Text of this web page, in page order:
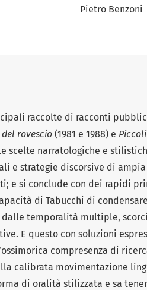
Pietro Benzoni
raccolte di racconti
rovescio (1981 e 1988) e
scelte narratologiche e
e strategie discorsive di
e si conclude con dei rapidi
di Tabucchi di
dalle temporalità multiple,
E questo con soluzioni
compresenza di
calibrata movimentazione
di oralità stilizzata e sa